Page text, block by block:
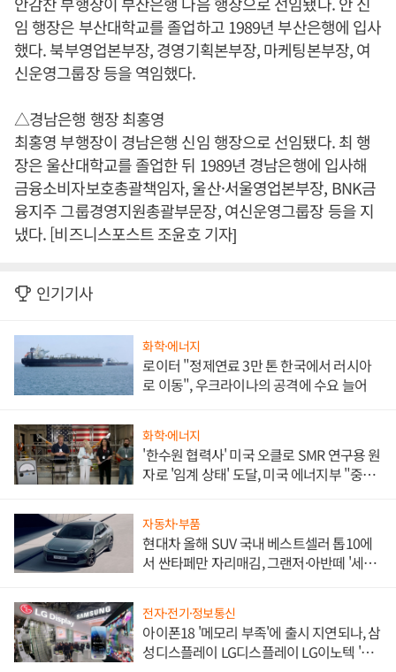
임 행장은 부산대학교를 졸업하고 1989년 부산은행에 입사
했다. 북부영업본부장, 경영기획본부장, 마케팅본부장, 여
신운영그룹장 등을 역임했다.
△경남은행 행장 최홍영
최홍영 부행장이 경남은행 신임 행장으로 선임됐다. 최 행
장은 울산대학교를 졸업한 뒤 1989년 경남은행에 입사해
금융소비자보호총괄책임자, 울산·서울영업본부장, BNK금
융지주 그룹경영지원총괄부문장, 여신운영그룹장 등을 지
냈다. [비즈니스포스트 조윤호 기자]
인기기사
화학·에너지
로이터 "정제연료 3만 톤 한국에서 러시아
로 이동", 우크라이나의 공격에 수요 늘어
화학·에너지
'한수원 협력사' 미국 오클로 SMR 연구용 원
자로 '임계 상태' 도달, 미국 에너지부 "중요
자동차·부품
현대차 올해 SUV 국내 베스트셀러 톱10에
서 싼타페만 자리매김, 그랜저·아반떼 '세단
전자·전기·정보통신
아이폰18 '메모리 부족'에 출시 지연되나, 삼
성디스플레이 LG디스플레이 LG이노텍 '탈